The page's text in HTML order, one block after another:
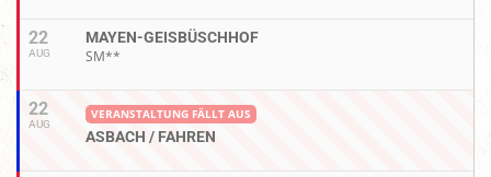
22
AUG
MAYEN-GEISBÜSCHHOF
SM**
22
AUG
VERANSTALTUNG FÄLLT AUS
ASBACH / FAHREN